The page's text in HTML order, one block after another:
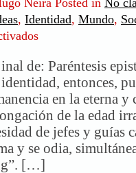
, Identidad, Mundo,
crisis
de
identidad
como
el
mal
del
inal de: Paréntesis
identidad, entonces,
en la eterna
de la edad
de jefes y guías
y se odia,
[…]